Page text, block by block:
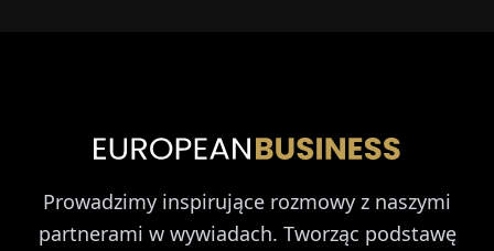
Prowadzimy inspirujące rozmowy z naszymi
partnerami w wywiadach. Tworząc podstawę